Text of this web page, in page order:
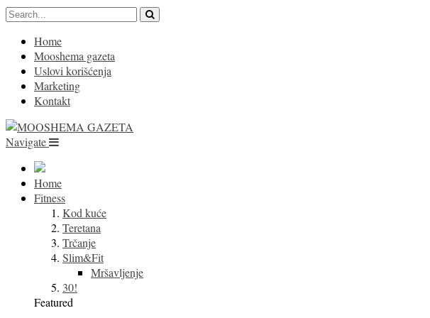
Home
Mooshema gazeta
Uslovi korišćenja
Marketing
Kontakt
Navigate
Home
Fitness
Kod kuće
Teretana
Trčanje
Slim&Fit
Mršavljenje
30!
Featured